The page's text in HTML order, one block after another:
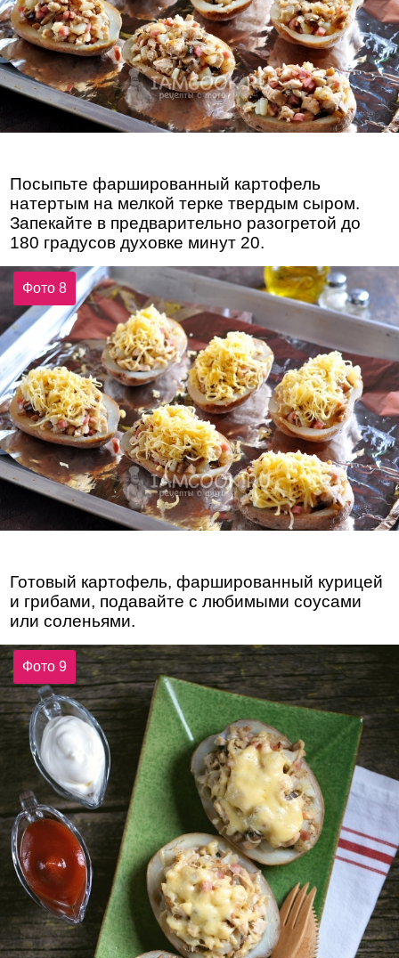
Посыпьте фаршированный картофель
натертым на мелкой терке твердым сыром.
Запекайте в предварительно разогретой до
180 градусов духовке минут 20.
Фото 8
Готовый картофель, фаршированный курицей
и грибами, подавайте с любимыми соусами
или соленьями.
Фото 9